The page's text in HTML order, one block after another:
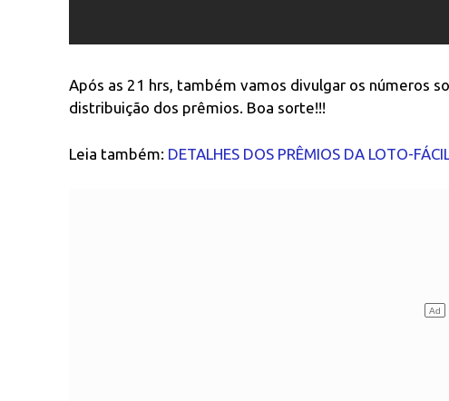
Após as 21 hrs, também vamos divulgar os números
distribuição dos prêmios. Boa sorte!!!
Leia também: DETALHES DOS PRÊMIOS DA LOTO-